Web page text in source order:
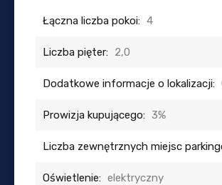
Łączna liczba pokoi: 4
Liczba pięter: 2,0
Dodatkowe informacje o lokalizacji:
Prowizja kupującego: 3%
Liczba zewnętrznych miejsc
Oświetlenie: elektryczny